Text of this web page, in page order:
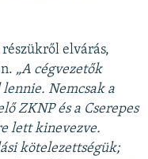
elvárás,
„A cégvezetők
Nemcsak a
ZKNP és a Cserepes
lett kinevezve.
kötelezettségük;